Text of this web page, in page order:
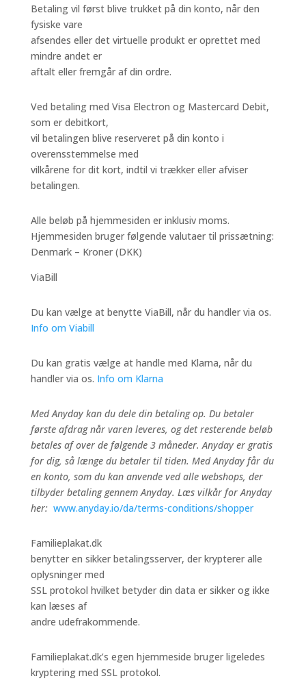
Betaling vil først blive trukket på din konto, når den
fysiske vare
afsendes eller det virtuelle produkt er oprettet med
mindre andet er
aftalt eller fremgår af din ordre.
Ved betaling med Visa Electron og Mastercard Debit,
som er debitkort,
vil betalingen blive reserveret på din konto i
overensstemmelse med
vilkårene for dit kort, indtil vi trækker eller afviser
betalingen.
Alle beløb på hjemmesiden er inklusiv moms.
Hjemmesiden bruger følgende valutaer til prissætning:
Denmark – Kroner (DKK)
ViaBill
Du kan vælge at benytte ViaBill, når du handler via os.
Info om Viabill
Du kan gratis vælge at handle med Klarna, når du
handler via os. Info om Klarna
Med Anyday kan du dele din betaling op. Du betaler
første afdrag når varen leveres, og det resterende beløb
betales af over de følgende 3 måneder. Anyday er gratis
for dig, så længe du betaler til tiden. Med Anyday får du
en konto, som du kan anvende ved alle webshops, der
tilbyder betaling gennem Anyday. Læs vilkår for Anyday
her: www.anyday.io/da/terms-conditions/shopper
Familieplakat.dk
benytter en sikker betalingsserver, der krypterer alle
oplysninger med
SSL protokol hvilket betyder din data er sikker og ikke
kan læses af
andre udefrakommende.
Familieplakat.dk’s egen hjemmeside bruger ligeledes
kryptering med SSL protokol.